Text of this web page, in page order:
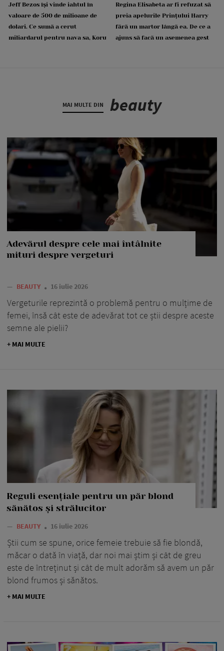
Jeff Bezos își vinde iahtul în
valoare de 500 de milioane de
dolari. Ce sumă a cerut
miliardarul pentru nava sa, Koru
Regina Elisabeta ar fi refuzat să
preia apelurile Prințului Harry
fără un martor lângă ea. De ce a
ajuns să facă un asemenea gest
MAI MULTE DIN beauty
Adevărul despre cele mai întâlnite
mituri despre vergeturi
— BEAUTY 16 iulie 2026
Vergeturile reprezintă o problemă pentru o mulțime de
femei, însă cât este de adevărat tot ce știi despre aceste
semne ale pielii?
+ MAI MULTE
Reguli esențiale pentru un păr blond
sănătos și strălucitor
— BEAUTY 16 iulie 2026
Știi cum se spune, orice femeie trebuie să fie blondă,
măcar o dată în viață, dar noi mai știm și cât de greu
este de întreținut și cât de mult adorăm să avem un păr
blond frumos și sănătos.
+ MAI MULTE